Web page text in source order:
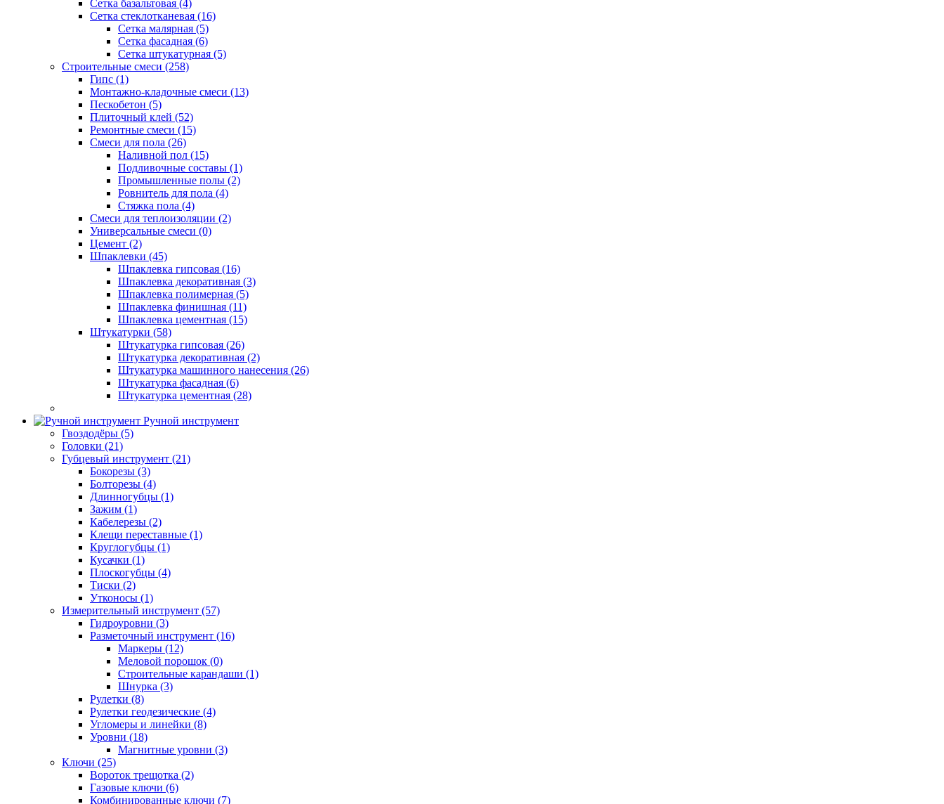
Сетка базальтовая (4)
Сетка стеклотканевая (16)
Сетка малярная (5)
Сетка фасадная (6)
Сетка штукатурная (5)
Строительные смеси (258)
Гипс (1)
Монтажно-кладочные смеси (13)
Пескобетон (5)
Плиточный клей (52)
Ремонтные смеси (15)
Смеси для пола (26)
Наливной пол (15)
Подливочные составы (1)
Промышленные полы (2)
Ровнитель для пола (4)
Стяжка пола (4)
Смеси для теплоизоляции (2)
Универсальные смеси (0)
Цемент (2)
Шпаклевки (45)
Шпаклевка гипсовая (16)
Шпаклевка декоративная (3)
Шпаклевка полимерная (5)
Шпаклевка финишная (11)
Шпаклевка цементная (15)
Штукатурки (58)
Штукатурка гипсовая (26)
Штукатурка декоративная (2)
Штукатурка машинного нанесения (26)
Штукатурка фасадная (6)
Штукатурка цементная (28)
Ручной инструмент
Гвоздодёры (5)
Головки (21)
Губцевый инструмент (21)
Бокорезы (3)
Болторезы (4)
Длинногубцы (1)
Зажим (1)
Кабелерезы (2)
Клещи переставные (1)
Круглогубцы (1)
Кусачки (1)
Плоскогубцы (4)
Тиски (2)
Утконосы (1)
Измерительный инструмент (57)
Гидроуровни (3)
Разметочный инструмент (16)
Маркеры (12)
Меловой порошок (0)
Строительные карандаши (1)
Шнурка (3)
Рулетки (8)
Рулетки геодезические (4)
Угломеры и линейки (8)
Уровни (18)
Магнитные уровни (3)
Ключи (25)
Вороток трещотка (2)
Газовые ключи (6)
Комбинированные ключи (7)